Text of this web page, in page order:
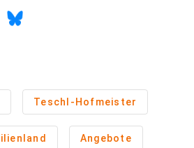
Teschl-Hofmeister
Angebote